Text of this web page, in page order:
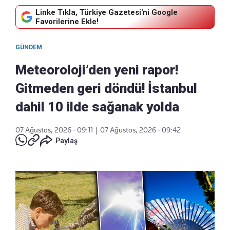
Linke Tıkla, Türkiye Gazetesi'ni Google
Favorilerine Ekle!
GÜNDEM
Meteoroloji’den yeni rapor!
Gitmeden geri döndü! İstanbul
dahil 10 ilde sağanak yolda
07 Ağustos, 2026 - 09:11
07 Ağustos, 2026 - 09:42
Paylaş